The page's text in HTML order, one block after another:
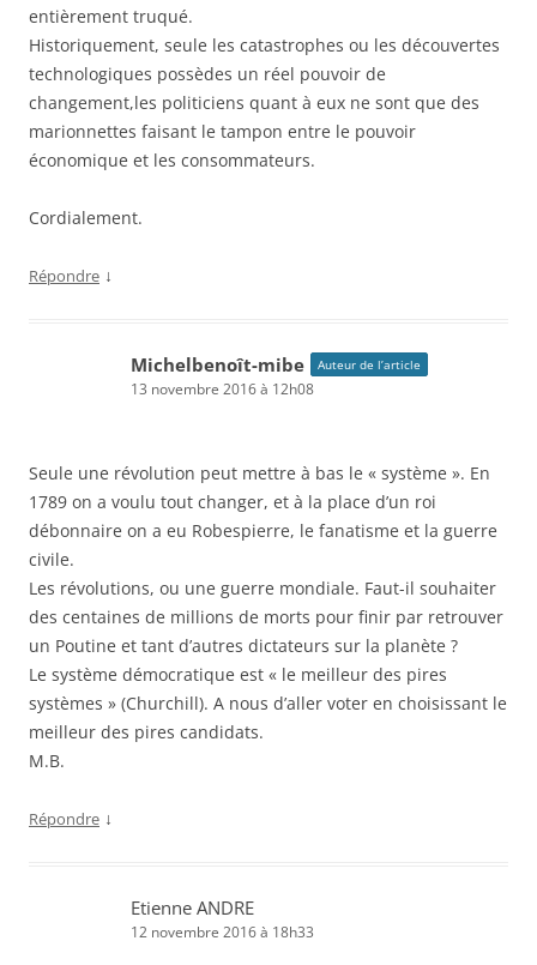
entièrement truqué.
Historiquement, seule les catastrophes ou les découvertes
technologiques possèdes un réel pouvoir de
changement,les politiciens quant à eux ne sont que des
marionnettes faisant le tampon entre le pouvoir
économique et les consommateurs.
Cordialement.
Répondre ↓
Michelbenoît-mibe Auteur de l’article
13 novembre 2016 à 12h08
Seule une révolution peut mettre à bas le « système ». En
1789 on a voulu tout changer, et à la place d’un roi
débonnaire on a eu Robespierre, le fanatisme et la guerre
civile.
Les révolutions, ou une guerre mondiale. Faut-il souhaiter
des centaines de millions de morts pour finir par retrouver
un Poutine et tant d’autres dictateurs sur la planète ?
Le système démocratique est « le meilleur des pires
systèmes » (Churchill). A nous d’aller voter en choisissant le
meilleur des pires candidats.
M.B.
Répondre ↓
Etienne ANDRE
12 novembre 2016 à 18h33